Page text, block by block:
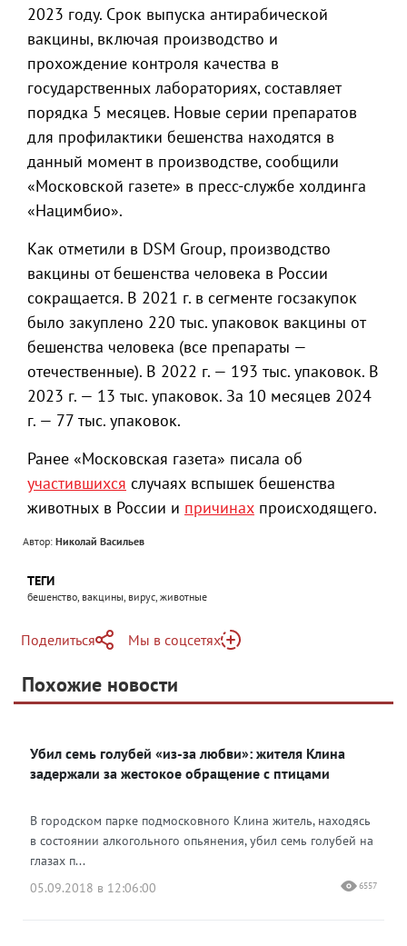
2023 году. Срок выпуска антирабической
вакцины, включая производство и
прохождение контроля качества в
государственных лабораториях, составляет
порядка 5 месяцев. Новые серии препаратов
для профилактики бешенства находятся в
данный момент в производстве, сообщили
«Московской газете» в пресс-службе холдинга
«Нацимбио».
Как отметили в DSM Group, производство
вакцины от бешенства человека в России
сокращается. В 2021 г. в сегменте госзакупок
было закуплено 220 тыс. упаковок вакцины от
бешенства человека (все препараты —
отечественные). В 2022 г. — 193 тыс. упаковок. В
2023 г. — 13 тыс. упаковок. За 10 месяцев 2024
г. — 77 тыс. упаковок.
Ранее «Московская газета» писала об
участившихся случаях вспышек бешенства
животных в России и причинах происходящего.
Автор: Николай Васильев
ТЕГИ
бешенство, вакцины, вирус, животные
Поделиться
Telegram
Одноклассники
Мы в соцсетях
Яндекс Дзен
Похожие новости
Убил семь голубей «из-за любви»: жителя Клина
задержали за жестокое обращение с птицами
В городском парке подмосковного Клина житель, находясь
в состоянии алкогольного опьянения, убил семь голубей на
глазах п...
05.09.2018 в 12:06:00
6557